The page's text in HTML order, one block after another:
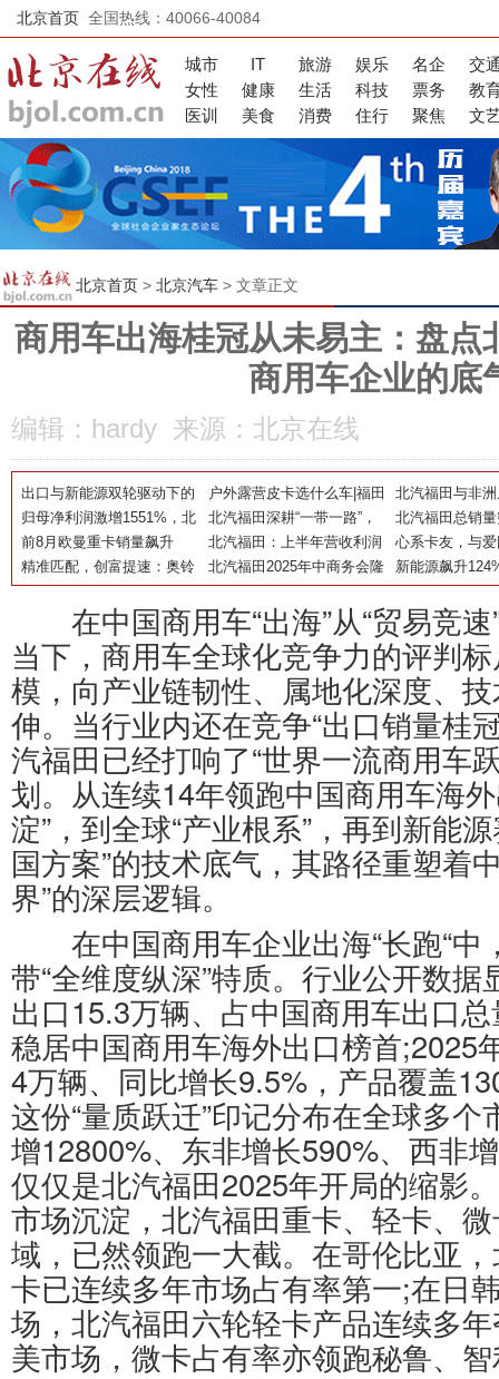
北京首页 全国热线：40066-40084
城市 IT 旅游 娱乐 名企
交
女性
健康 生活 科技 票务
教
医训
美食 消费 住行 聚焦 文
北京首页> 北京汽车> 文章正文
商用车出海桂冠从未易主：盘点
商用车企业的底
编辑：hardy 来源：北京在线
出口与新能源双轮驱动下的
价值重估——北汽福田一季
度产销数据解析
户外露营皮卡选什么车|福田
火星7旅居车，全场景踏青
露营优选
北汽福田与非
格特集团举行
付千台车辆订单
归母净利润激增1551%，北
汽福田战略转型进入收获期
北汽福田深耕“一带一路”，
打造国际合作新标杆
北汽福田总销
辆，三维增长
车领先优势
前8月欧曼重卡销量飙升
69.3%，载货/新能源增速双
冠领跑行业！
北汽福田：上半年营收利润
双丰收 “三驾马车”锻造增长
新引擎
心系卡友，与
福田公益捐赠
护航”行动
精准匹配，创富提速：奥铃
M卡气体机双擎出击
北汽福田2025年中商务会隆
重召开 锚定世界一流战略目
标
新能源飙升
5月销量持续“霸
在中国商用车“出海”从“贸易竞速
当下，商用车全球化竞争力的评判
模，向产业链韧性、属地化深度、
伸。当行业内还在竞争“出口销量桂
汽福田已经打响了“世界一流商用车
划。从连续14年领跑中国商用车海
淀”，到全球“产业根系”，再到新能
国方案”的技术底气，其路径重塑着
界”的深层逻辑。
在中国商用车企业出海“长跑“中
带“全维度纵深”特质。行业公开数
出口15.3万辆、占中国商用车出口
稳居中国商用车海外出口榜首;2025
4万辆、同比增长9.5%，产品覆盖
这份“量质跃迁”印记分布在全球多
增12800%、东非增长590%、西非
仅仅是北汽福田2025年开局的缩影
市场沉淀，北汽福田重卡、轻卡、
域，已然领跑一大截。在哥伦比亚
卡已连续多年市场占有率第一;在日
场，北汽福田六轮轻卡产品连续多
美市场，微卡占有率亦领跑秘鲁、